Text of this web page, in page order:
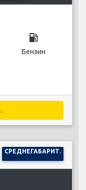
local_gas_station
Бензин
СРЕДНЕГАБАРИТ.